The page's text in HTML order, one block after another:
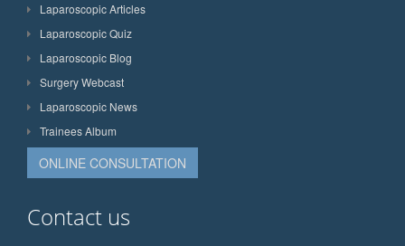
Laparoscopic Articles
Laparoscopic Quiz
Laparoscopic Blog
Surgery Webcast
Laparoscopic News
Trainees Album
ONLINE CONSULTATION
Contact us